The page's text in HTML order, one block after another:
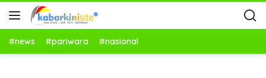
#news #pariwara #nasional